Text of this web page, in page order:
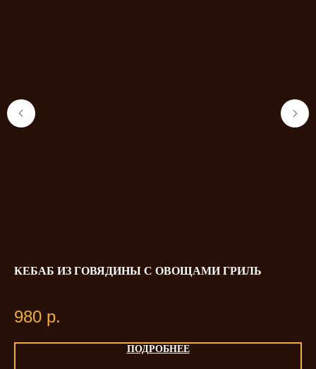
КЕБАБ ИЗ ГОВЯДИНЫ С ОВОЩАМИ ГРИЛЬ
980 р.
ПОДРОБНЕЕ